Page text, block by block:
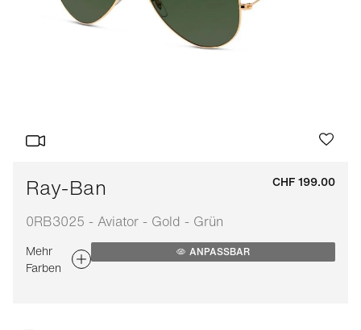
Ray-Ban
0RB3025 - Aviator - Gold - Grün
CHF 199.00
Mehr
Farben
ANPASSBAR